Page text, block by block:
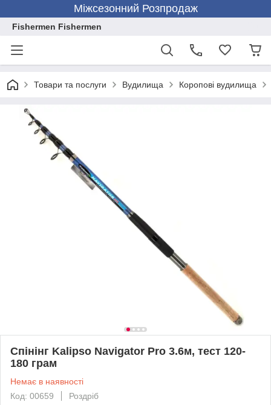
Міжсезонний Розпродаж
Fishermen Fishermen
Товари та послуги Вудилища Коропові вудилища
Спінінг Kalipso Navigator Pro 3.6м, тест 120-
180 грам
Немає в наявності
Код: 00659
Роздріб